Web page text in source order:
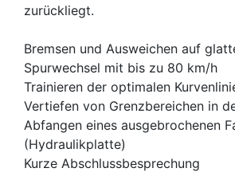
zurückliegt.
Bremsen und Ausweichen auf
Spurwechsel mit bis zu 80 km/h
Trainieren der optimalen
Vertiefen von Grenzbereichen in
Abfangen eines ausgebrochenen
(Hydraulikplatte)
Kurze Abschlussbesprechung